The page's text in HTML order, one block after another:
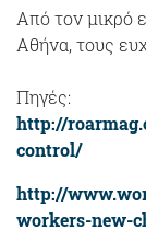
Από τον μικρό
Αθήνα, τους
Πηγές:
http://
control/
http://
workers-new-